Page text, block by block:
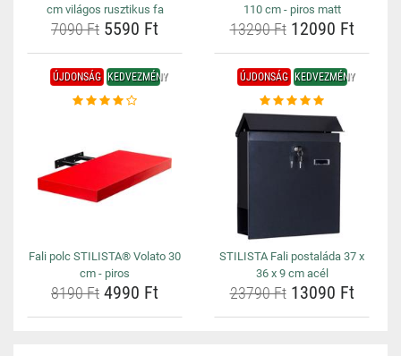
cm világos rusztikus fa
7090 Ft 5590 Ft
110 cm - piros matt
13290 Ft12090 Ft
ÚJDONSÁG KEDVEZMÉNY
Fali polc STILISTA® Volato 30
cm - piros
8190 Ft 4990 Ft
ÚJDONSÁG KEDVEZMÉNY
STILISTA Fali postaláda 37 x
36 x 9 cm acél
23790 Ft13090 Ft